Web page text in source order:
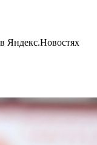
Яндекс.Новостях